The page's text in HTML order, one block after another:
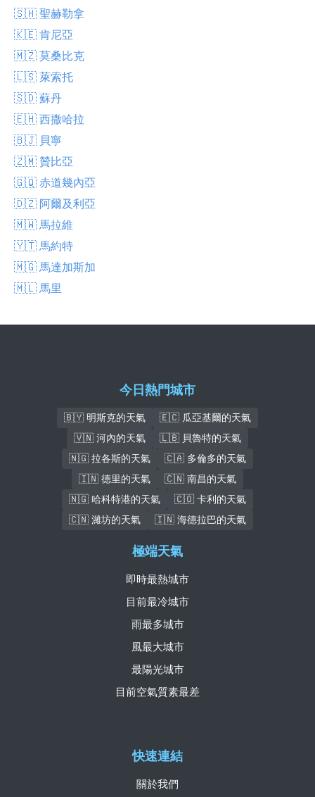
🇸🇭 聖赫勒拿
🇰🇪 肯尼亞
🇲🇿 莫桑比克
🇱🇸 萊索托
🇸🇩 蘇丹
🇪🇭 西撒哈拉
🇧🇯 貝寧
🇿🇲 贊比亞
🇬🇶 赤道幾內亞
🇩🇿 阿爾及利亞
🇲🇼 馬拉維
🇾🇹 馬約特
🇲🇬 馬達加斯加
🇲🇱 馬里
今日熱門城市
🇧🇾 明斯克的天氣
🇪🇨 瓜亞基爾的天氣
🇻🇳 河內的天氣
🇱🇧 貝魯特的天氣
🇳🇬 拉各斯的天氣
🇨🇦 多倫多的天氣
🇮🇳 德里的天氣
🇨🇳 南昌的天氣
🇳🇬 哈科特港的天氣
🇨🇴 卡利的天氣
🇨🇳 濰坊的天氣
🇮🇳 海德拉巴的天氣
快速連結
關於我們
極端天氣
即時最熱城市
目前最冷城市
雨最多城市
風最大城市
最陽光城市
目前空氣質素最差